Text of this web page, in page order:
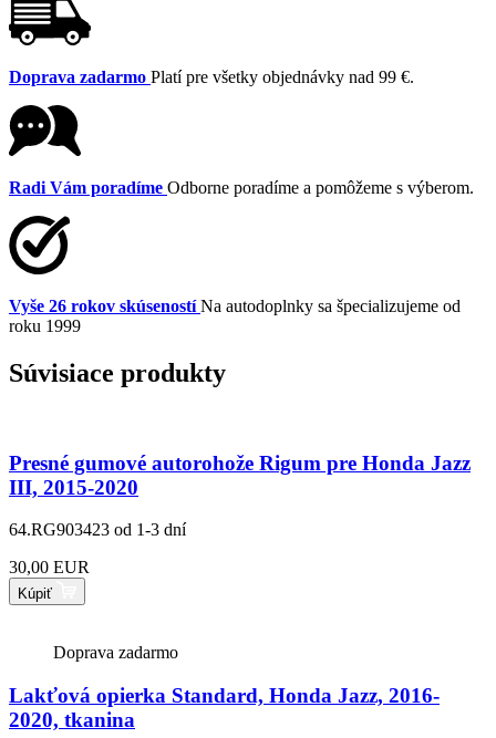
Doprava zadarmo Platí pre všetky objednávky nad 99 €.
Radi Vám poradíme Odborne poradíme a pomôžeme s výberom.
Vyše 26 rokov skúseností Na autodoplnky sa špecializujeme od
roku 1999
Súvisiace produkty
Presné gumové autorohože Rigum pre Honda Jazz
III, 2015-2020
64.RG903423 od 1-3 dní
30,00 EUR
Kúpiť
Doprava zadarmo
Lakťová opierka Standard, Honda Jazz, 2016-
2020, tkanina